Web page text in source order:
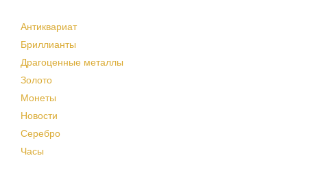
Антиквариат
Бриллианты
Драгоценные металлы
Золото
Монеты
Новости
Серебро
Часы